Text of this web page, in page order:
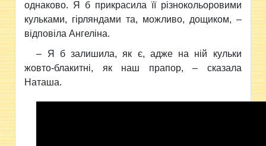
однаково. Я б прикрасила її різнокольоровими
кульками, гірляндами та, можливо, дощиком, –
відповіла Ангеліна.
– Я б залишила, як є, адже на ній кульки
жовто-блакитні, як наш прапор, – сказала
Наташа.